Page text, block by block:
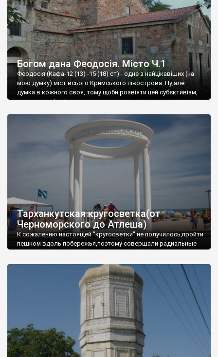
Богом дана Феодосія. Місто Ч.1
Феодосія (Кафа-12 (13) -15 (18) ст) - одне з найцікавіших (на
мою думку) міст всього Кримського півострова .Ну,але
думка в кожного своя, тому щоби розвіяти цей субєктивізм,
запрошую відвідати це
Тарханкутская кругосветка(от
Черноморского до Атлеша)
К сожалению настоящей "кругосветки" не получилось,пройти
пешком вдоль побережья,поэтому совершали радиальные